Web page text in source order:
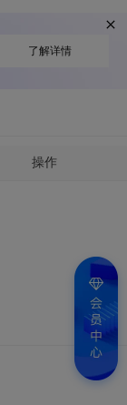
了解详情
操作